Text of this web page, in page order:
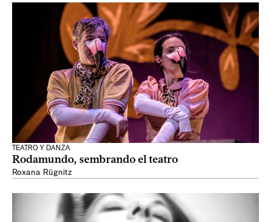
TEATRO Y DANZA
Rodamundo, sembrando el teatro
Roxana Rügnitz